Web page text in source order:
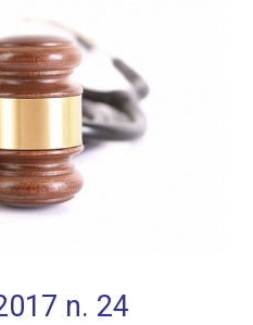
n. 24